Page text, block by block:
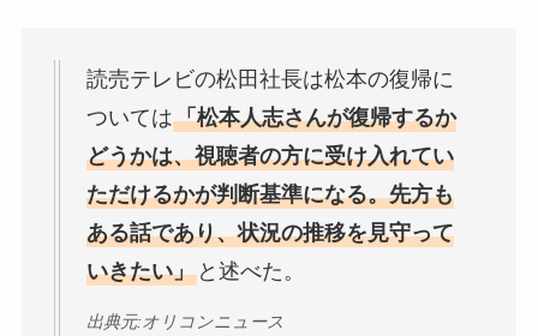
読売テレビの松田社長は松本の復帰に
ついては「松本人志さんが復帰するか
どうかは、視聴者の方に受け入れてい
ただけるかが判断基準になる。先方も
ある話であり、状況の推移を見守って
いきたい」と述べた。
出典元:オリコンニュース